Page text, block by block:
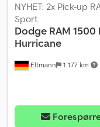
Eltmann 1 177 km
NYHET: 2x Pick-up
Sport
Dodge RAM
Hurricane